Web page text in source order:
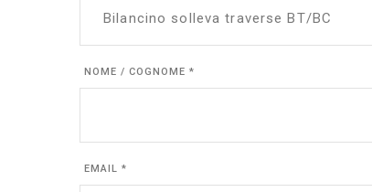
NOME / COGNOME *
EMAIL *